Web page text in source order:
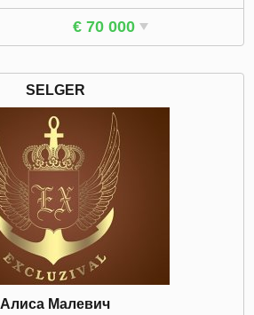
€ 70 000
SELGER
Алиса Малевич